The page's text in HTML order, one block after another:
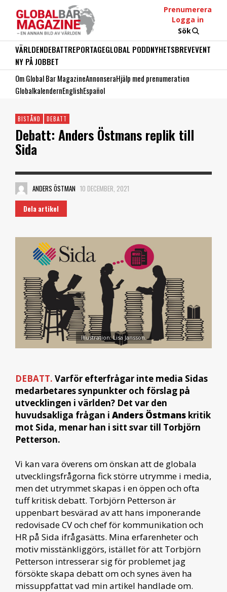
Prenumerera
Logga in
Sök
VÄRLDENDEBATTREPORTAGEGLOBAL PODDNYHETSBREVEVENT
NY PÅ JOBBET
Om Global Bar MagazineAnnonseraHjälp med prenumeration
GlobalkalendernEnglishEspañol
BISTÅND DEBATT
Debatt: Anders Östmans replik till
Sida
ANDERS ÖSTMAN 10 DECEMBER, 2021
Dela artikel
Illustration: Lisa Jansson.
DEBATT. Varför efterfrågar inte media Sidas
medarbetares synpunkter och förslag på
utvecklingen i världen? Det var den
huvudsakliga frågan i Anders Östmans kritik
mot Sida, menar han i sitt svar till Torbjörn
Petterson.
Vi kan vara överens om önskan att de globala
utvecklingsfrågorna fick större utrymme i media,
men det utrymmet skapas i en öppen och ofta
tuff kritisk debatt. Torbjörn Petterson är
uppenbart besvärad av att hans imponerande
redovisade CV och chef för kommunikation och
HR på Sida ifrågasätts. Mina erfarenheter och
motiv misstänkliggörs, istället för att Torbjörn
Petterson intresserar sig för problemet jag
försökte skapa debatt om och synes även ha
missuppfattat vad min artikel handlade om.